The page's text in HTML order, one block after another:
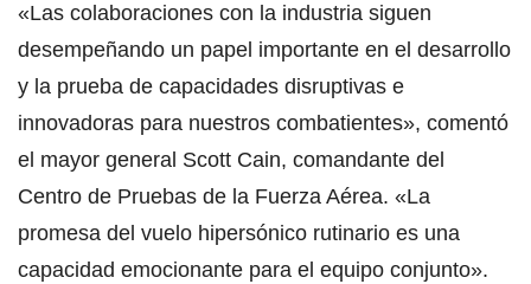
«Las colaboraciones con la industria siguen
desempeñando un papel importante en el desarrollo
y la prueba de capacidades disruptivas e
innovadoras para nuestros combatientes», comentó
el mayor general Scott Cain, comandante del
Centro de Pruebas de la Fuerza Aérea. «La
promesa del vuelo hipersónico rutinario es una
capacidad emocionante para el equipo conjunto».